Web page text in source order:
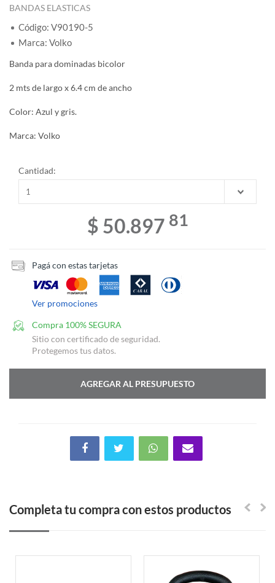
BANDAS ELASTICAS
Código: V90190-5
Marca: Volko
Banda para dominadas bicolor
2 mts de largo x 6.4 cm de ancho
Color: Azul y gris.
Marca: Volko
Cantidad:
$ 50.897 81
Pagá con estas tarjetas
Ver promociones
Compra 100% SEGURA
Sitio con certificado de seguridad.
Protegemos tus datos.
AGREGAR AL PRESUPUESTO
Completa tu compra con estos productos